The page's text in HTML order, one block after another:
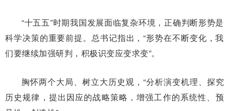
“十五五”时期我国发展面临复杂环境，正确判断形势是
科学决策的重要前提。总书记指出，“形势在不断变化，我
们要继续加强研判，积极识变应变求变”。
胸怀两个大局、树立大历史观，“分析演变机理、探究
历史规律，提出因应的战略策略，增强工作的系统性、预